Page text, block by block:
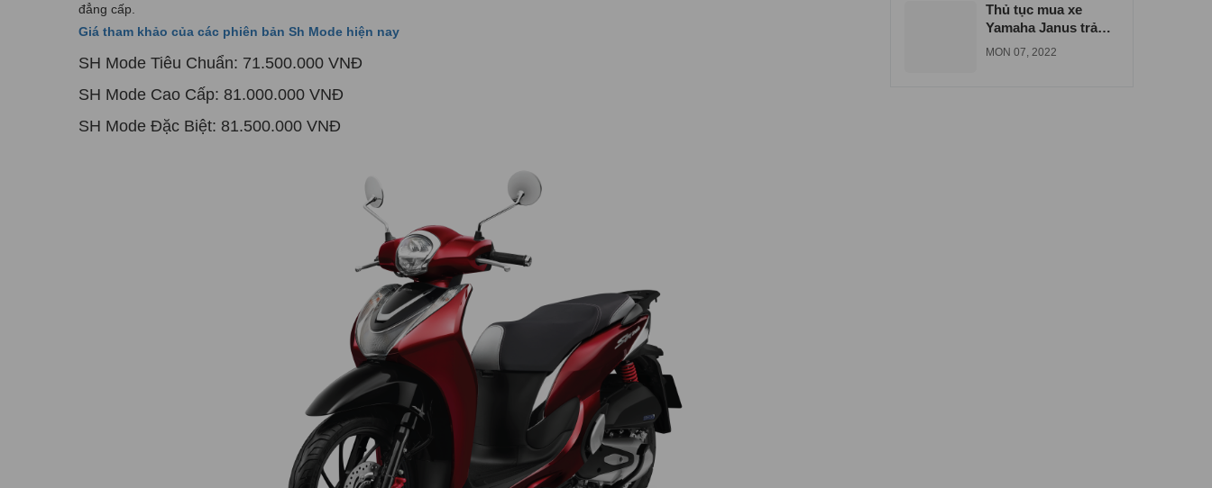
đẳng cấp.
Giá tham khảo của các phiên bản Sh Mode hiện nay
SH Mode Tiêu Chuẩn: 71.500.000 VNĐ
SH Mode Cao Cấp: 81.000.000 VNĐ
SH Mode Đặc Biệt: 81.500.000 VNĐ
Thủ tục mua xe
Yamaha Janus trả
góp tại Biên Hòa
MON 07, 2022